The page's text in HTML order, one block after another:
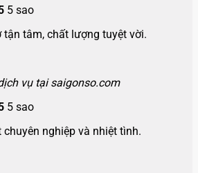
5 sao
tận tâm, chất lượng tuyệt vời.
vụ tại saigonso.com
5 sao
nghiệp và nhiệt tình.